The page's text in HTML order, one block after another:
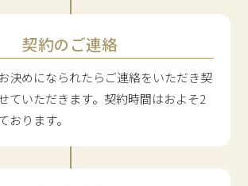
契約のご連絡
決めになられたらご連絡をいただき契
ていただきます。契約時間はおよそ2
おります。